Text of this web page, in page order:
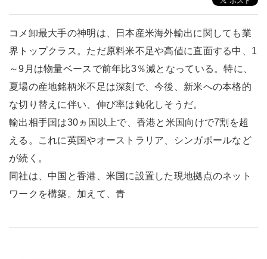
コメ卸最大手の神明は、日本産米海外輸出に関しても業
界トップクラス。ただ原料米不足や高値に直面する中、1
～9月は物量ベースで前年比3％減となっている。特に、
夏場の産地銘柄米不足は深刻で、今後、新米への本格的
な切り替えに伴い、伸び率は鈍化しそうだ。
輸出相手国は30ヵ国以上で、香港と米国向けで7割を超
える。これに英国やオーストラリア、シンガポールなど
が続く。
同社は、中国と香港、米国に設置した現地拠点のネット
ワークを構築。加えて、青